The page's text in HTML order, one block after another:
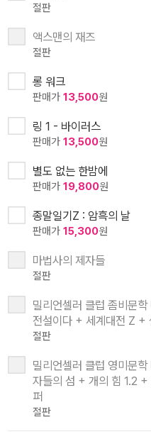
절판
액스맨의 재즈
절판
롱 워크
판매가 13,500원
링 1 - 바이러스
판매가 13,500원
별도 없는 한밤에
판매가 19,800원
종말일기Z : 암흑의 날
판매가 15,300원
마법사의 제자들
절판
밀리언셀러 클럽 좀비문
전설이다 + 세계대전 Z +
절판
밀리언셀러 클럽 영미문
자들의 섬 + 개의 힘 1.2
퍼
절판